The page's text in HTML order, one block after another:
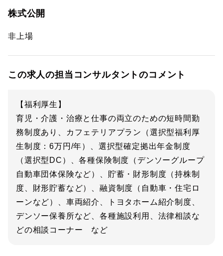
株式公開
非上場
この求人の担当コンサルタントのコメント
【福利厚生】
育児・介護・治療と仕事の両立のための短時間勤
務制度あり、カフェテリアプラン（選択型福利厚
生制度：6万円/年）、選択型確定拠出年金制度
（選択型DC）、各種保険制度（デンソーグループ
自動車団体保険など）、貯蓄・財形制度（持株制
度、財形貯蓄など）、融資制度（自動車・住宅ロ
ーンなど）、車両紹介、トヨタホーム紹介制度、
デンソー保養所など、各種施設利用、法律相談な
どの相談コーナー など